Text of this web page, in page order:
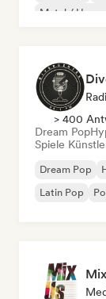
Metal /
> 400
Dream Pop
Spiele
Dream Pop
Latin Pop